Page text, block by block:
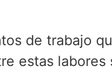
de trabajo
estas